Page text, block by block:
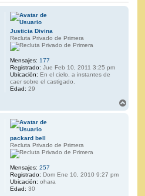
Justicia Divina
Recluta Privado de Primera
Mensajes: 177
Registrado: Jue Feb 10, 2011 3:25 pm
Ubicación: En el cielo, a instantes de
caer sobre el castigado.
Edad: 29
packard bell
Recluta Privado de Primera
Mensajes: 257
Registrado: Dom Ene 10, 2010 9:27 pm
Ubicación: ohara
Edad: 30